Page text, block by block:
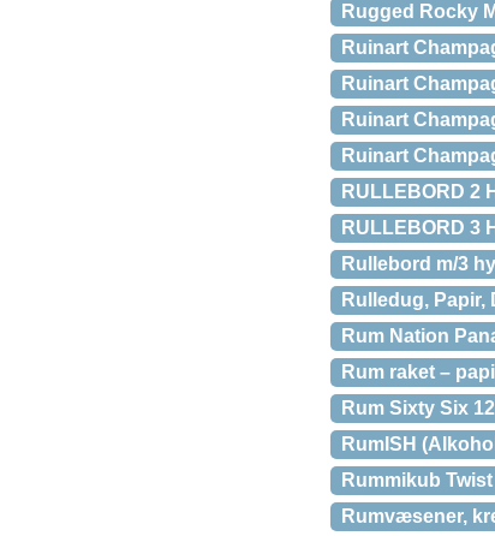
Rugged Rocky
Ruinart
Ruinart
Ruinart
Ruinart
RULLEBORD 2
RULLEBORD 3
Rullebord m/3
Rulledug, Papir,
Rum Nation
Rum raket –
Rum Sixty Six
RumISH
Rummikub Twist
Rumvæsener,